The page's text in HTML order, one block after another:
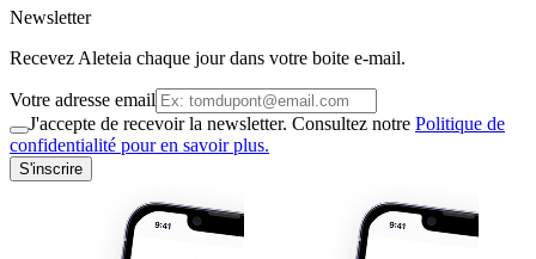
Newsletter
Recevez Aleteia chaque jour dans votre boite e-mail.
Votre adresse email
J'accepte de recevoir la newsletter. Consultez notre Politique de
confidentialité pour en savoir plus.
S'inscrire